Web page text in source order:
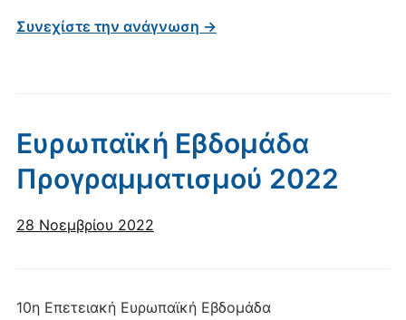
Συνεχίστε την ανάγνωση →
Ευρωπαϊκή Εβδομάδα
Προγραμματισμού 2022
28 Νοεμβρίου 2022
10η Επετειακή Ευρωπαϊκή Εβδομάδα